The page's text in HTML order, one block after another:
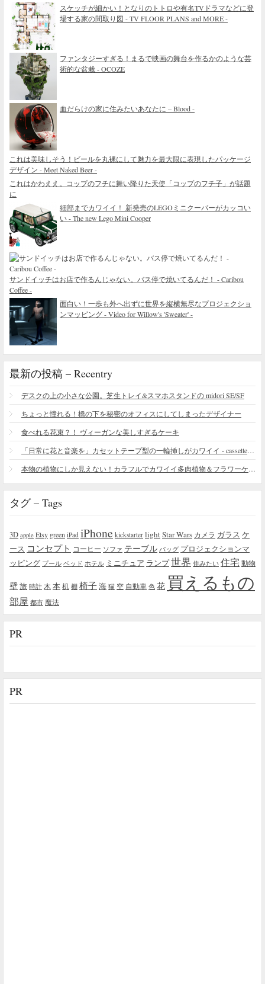
スケッチが細かい！となりのトトロや有名TVドラマなどに登
場する家の間取り図 - TV FLOOR PLANS and MORE -
ファンタジーすぎる！まるで映画の舞台を作るかのような芸
術的な盆栽 - OCOZE
血だらけの家に住みたいあなたに – Blood -
これは美味しそう！ビールを丸裸にして魅力を最大限に表現したパッケージ
デザイン - Meet Naked Beer -
これはかわええ。コップのフチに舞い降りた天使「コップのフチ子」が話題
に
細部までカワイイ！ 新発売のLEGOミニクーパーがカッコい
い - The new Lego Mini Cooper
サンドイッチはお店で作るんじゃない。バス停で焼いてるんだ！ - Caribou
Coffee -
面白い！一歩も外へ出ずに世界を縦横無尽なプロジェクショ
ンマッピング - Video for Willow's 'Sweater' -
最新の投稿 – Recentry
デスクの上の小さな公園。芝生トレイ&スマホスタンドの midori SE/SF
ちょっと憧れる！橋の下を秘密のオフィスにしてしまったデザイナー
食べれる花束？！ ヴィーガンな美しすぎるケーキ
タグ – Tags
3D apple Etsy green iPad iPhone kickstarter lightStar Wars カメラ ガラス ケ
ース コンセプト コーヒー ソファ テーブル バッグ プロジェクションマ
ッピング プール ベッド ホテル ミニチュア ランプ世界 住みたい 住宅 動物
壁旅 時計 木 本机 棚 椅子海 猫 空 自動車 色 花 買えるもの
部屋 都市 魔法
PR
PR